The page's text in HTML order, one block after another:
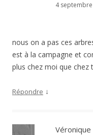
4
nous on a pas ces
est à la campagne et
plus chez moi que chez
Répondre ↓
Véronique